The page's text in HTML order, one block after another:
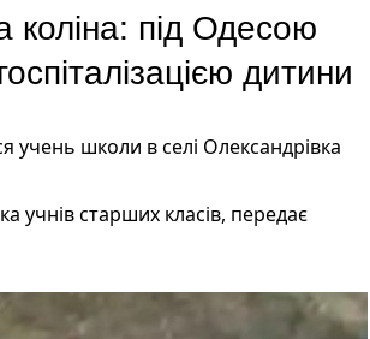
під Одесою
дитини
учень школи в селі Олександрівка
учнів старших класів, передає